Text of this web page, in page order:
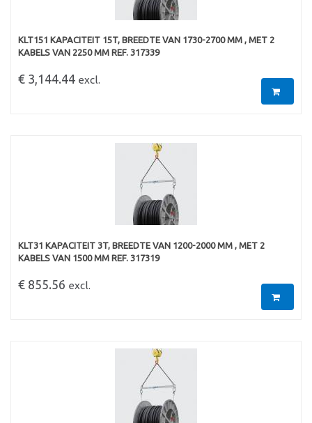
KLT151 KAPACITEIT 15T, BREEDTE VAN 1730-2700 MM , MET 2
KABELS VAN 2250 MM REF. 317339
€ 3,144.44 excl.
KLT31 KAPACITEIT 3T, BREEDTE VAN 1200-2000 MM , MET 2
KABELS VAN 1500 MM REF. 317319
€ 855.56 excl.